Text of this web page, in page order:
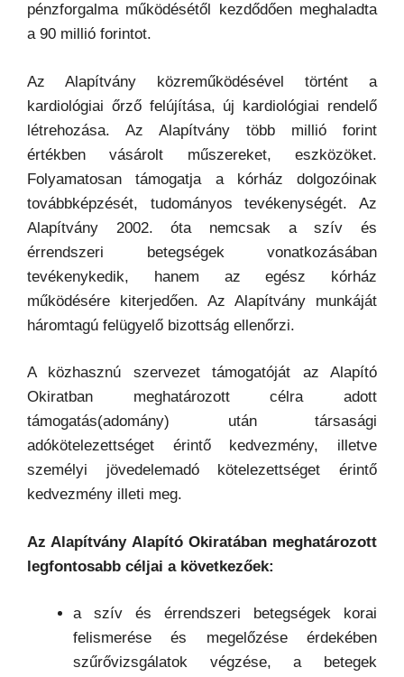
pénzforgalma működésétől kezdődően meghaladta
a 90 millió forintot.
Az Alapítvány közreműködésével történt a
kardiológiai őrző felújítása, új kardiológiai rendelő
létrehozása. Az Alapítvány több millió forint
értékben vásárolt műszereket, eszközöket.
Folyamatosan támogatja a kórház dolgozóinak
továbbképzését, tudományos tevékenységét. Az
Alapítvány 2002. óta nemcsak a szív és
érrendszeri betegségek vonatkozásában
tevékenykedik, hanem az egész kórház
működésére kiterjedően. Az Alapítvány munkáját
háromtagú felügyelő bizottság ellenőrzi.
A közhasznú szervezet támogatóját az Alapító
Okiratban meghatározott célra adott
támogatás(adomány) után társasági
adókötelezettséget érintő kedvezmény, illetve
személyi jövedelemadó kötelezettséget érintő
kedvezmény illeti meg.
Az Alapítvány Alapító Okiratában meghatározott
legfontosabb céljai a következőek:
a szív és érrendszeri betegségek korai
felismerése és megelőzése érdekében
szűrővizsgálatok végzése, a betegek